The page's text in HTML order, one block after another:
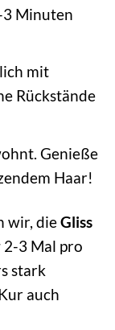
Minuten
mit
Rückstände
Genieße
Haar!
wir, dieGliss
2-3 Mal pro
stark
auch